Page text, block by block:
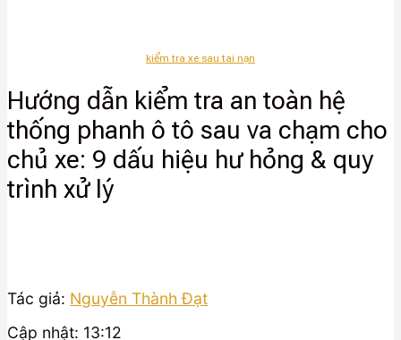
kiểm tra xe sau tai nạn
Hướng dẫn kiểm tra an toàn hệ
thống phanh ô tô sau va chạm cho
chủ xe: 9 dấu hiệu hư hỏng & quy
trình xử lý
Tác giả: Nguyễn Thành Đạt
Cập nhật: 13:12